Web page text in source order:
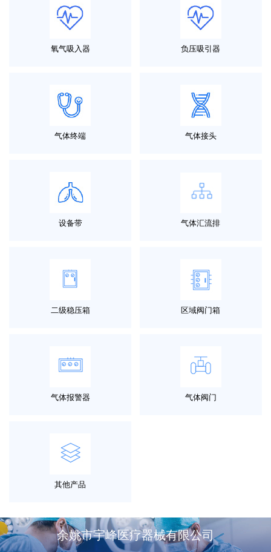
氧气吸入器 负压吸引器
气体终端 气体接头
设备带 气体汇流排
二级稳压箱 区域阀门箱
气体报警器 气体阀门
其他产品
余姚市宇峰医疗器械有限公司